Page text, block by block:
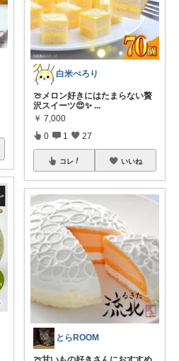
白米ぺろり
🍈メロン好きにはたまらない贅
沢スイーツ😍✨ ...
￥ 7,000
0 1 27
コレ いいね
とらROOM